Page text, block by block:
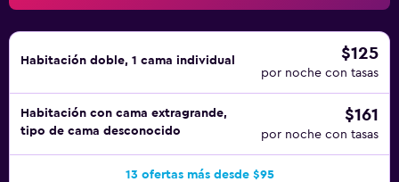
Habitación doble, 1 cama individual $125
por noche con tasas
Habitación con cama extragrande,
tipo de cama desconocido
$161
por noche con tasas
13 ofertas más desde $95